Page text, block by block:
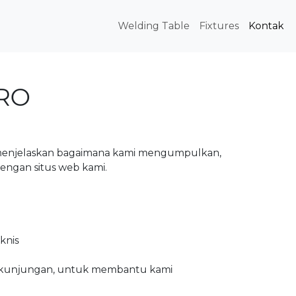
Welding Table Fixtures Kontak
bagaimana kami mengumpulkan,
situs web kami.
untuk membantu kami